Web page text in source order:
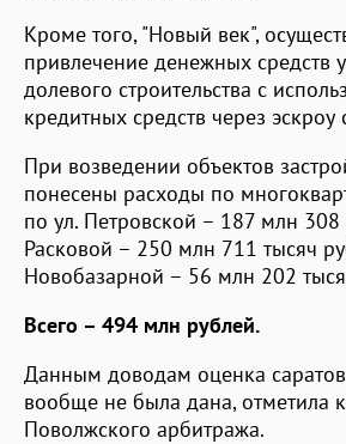
Кроме того, "Новый век",
привлечение денежных средств
долевого строительства с
кредитных средств через эскроу
При возведении объектов
понесены расходы по
по ул. Петровской – 187 млн 308
Расковой – 250 млн 711 тысяч
Новобазарной – 56 млн 202
Всего – 494 млн рублей.
Данным доводам оценка
вообще не была дана, отметила
Поволжского арбитража.